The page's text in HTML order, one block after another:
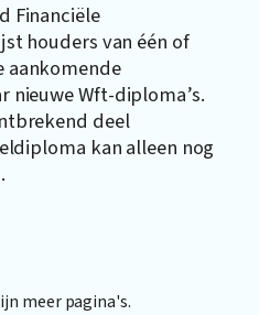
Financiële
houders van één of
aankomende
nieuwe Wft-diploma’s.
deel
kan alleen nog
meer pagina's.